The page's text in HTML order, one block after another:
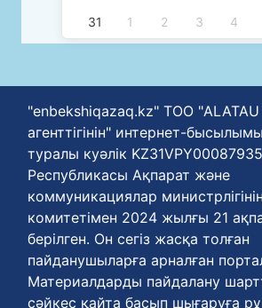
31 1 2 3 4
"enbekshiqazaq.kz" ТОО "ALATAU
агенттігінін" интернет-
туралы куәлік
Республикасы Ақпарат және
коммуникациялар
комитетімен 2024 жылғы 21
берілген. Он сегіз жасқа толған
пайданушыларға арналған
Материалдарды пайдалану
сәйкес қайта басып шығаруға